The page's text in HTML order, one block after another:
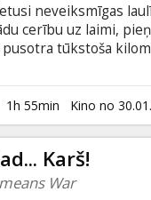
neveiksmīgas
cerību uz laimi,
tūkstoša
viņu no dvēseles
valodā ar subtitriem
1h 55min Kino no
Karš!
War